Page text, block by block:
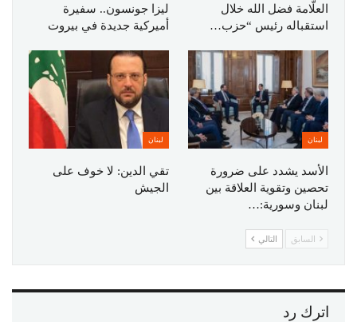
العلّامة فضل الله خلال
استقباله رئيس “حزب…
ليزا جونسون.. سفيرة
أميركية جديدة في بيروت
لبنان
الأسد يشدد على ضرورة
تحصين وتقوية العلاقة بين
لبنان وسورية:…
لبنان
تقي الدين: لا خوف على
الجيش
السابق التالي
اترك رد